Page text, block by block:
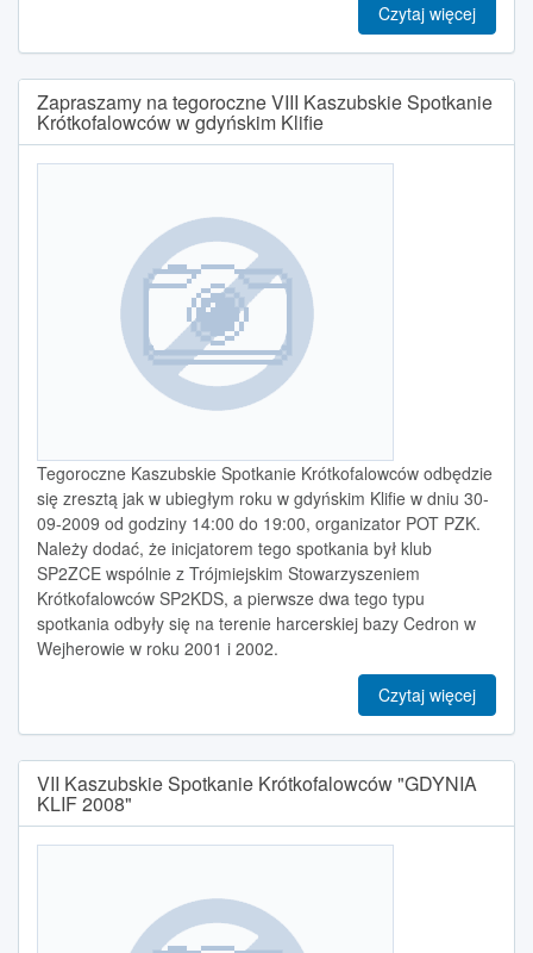
Czytaj więcej
Zapraszamy na tegoroczne VIII Kaszubskie Spotkanie
Krótkofalowców w gdyńskim Klifie
Tegoroczne Kaszubskie Spotkanie Krótkofalowców odbędzie
się zresztą jak w ubiegłym roku w gdyńskim Klifie w dniu 30-
09-2009 od godziny 14:00 do 19:00, organizator POT PZK.
Należy dodać, że inicjatorem tego spotkania był klub
SP2ZCE wspólnie z Trójmiejskim Stowarzyszeniem
Krótkofalowców SP2KDS, a pierwsze dwa tego typu
spotkania odbyły się na terenie harcerskiej bazy Cedron w
Wejherowie w roku 2001 i 2002.
Czytaj więcej
VII Kaszubskie Spotkanie Krótkofalowców "GDYNIA
KLIF 2008"